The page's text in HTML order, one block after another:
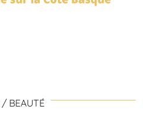
BEAUTÉ